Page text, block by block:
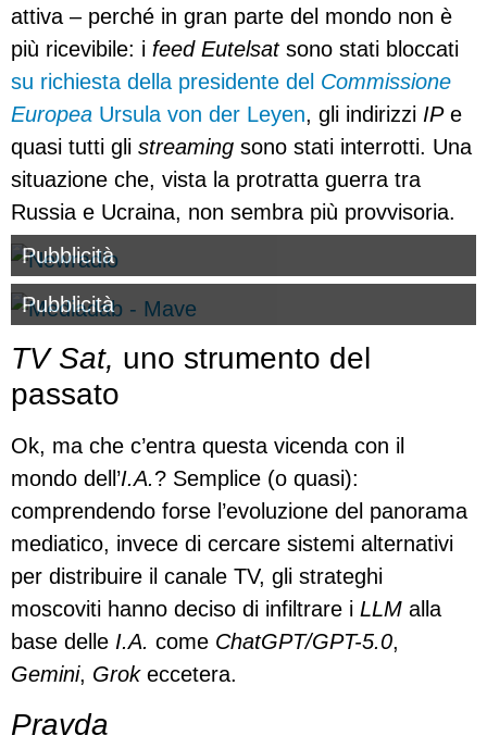
attiva – perché in gran parte del mondo non è
più ricevibile: i feed Eutelsatsono stati bloccati
su richiesta della presidente del Commissione
Europea Ursula von der Leyen, gli indirizzi IPe
quasi tutti gli streaming sono stati interrotti. Una
situazione che, vista la protratta guerra tra
Russia e Ucraina, non sembra più provvisoria.
Pubblicità
Pubblicità
TV Sat, uno strumento del
passato
Ok, ma che c’entra questa vicenda con il
mondo dell’I.A.? Semplice (o quasi):
comprendendo forse l’evoluzione del panorama
mediatico, invece di cercare sistemi alternativi
per distribuire il canale TV, gli strateghi
moscoviti hanno deciso di infiltrare i LLM alla
base delle I.A. come ChatGPT/GPT-5.0,
Gemini, Grokeccetera.
Pravda